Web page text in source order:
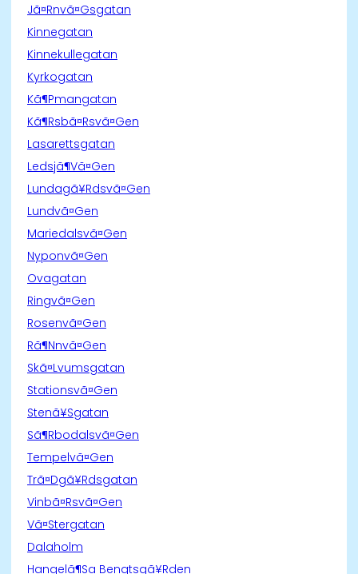
Jã¤Rnvã¤Gsgatan
Kinnegatan
Kinnekullegatan
Kyrkogatan
Kã¶Pmangatan
Kã¶Rsbã¤Rsvã¤Gen
Lasarettsgatan
Ledsjã¶Vã¤Gen
Lundagã¥Rdsvã¤Gen
Lundvã¤Gen
Mariedalsvã¤Gen
Nyponvã¤Gen
Ovagatan
Ringvã¤Gen
Rosenvã¤Gen
Rã¶Nnvã¤Gen
Skã¤Lvumsgatan
Stationsvã¤Gen
Stenã¥Sgatan
Sã¶Rbodalsvã¤Gen
Tempelvã¤Gen
Trã¤Dgã¥Rdsgatan
Vinbã¤Rsvã¤Gen
Vã¤Stergatan
Dalaholm
Hangelã¶Sa Bengtsgã¥Rden